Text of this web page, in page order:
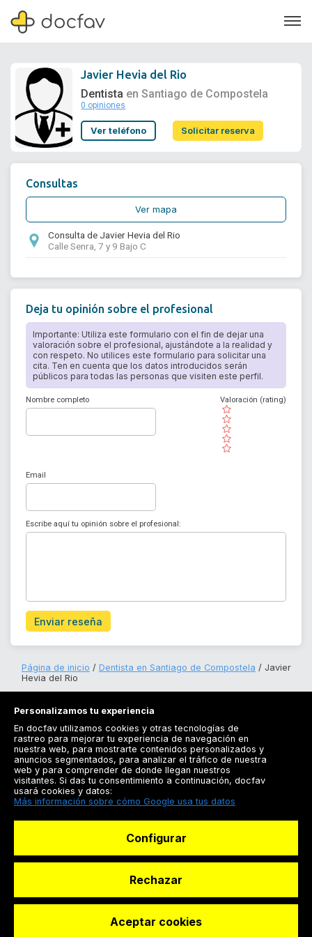
Soporte
Javier Hevia del Rio
Dentista en Santiago de Compostela
0 opiniones
Ver teléfono Solicitar reserva
Consultas
Ver mapa
Consulta de Javier Hevia del Rio
Calle Senra, 7 y 9 Bajo C
Deja tu opinión sobre el profesional
Importante: Utiliza este formulario con el fin de dejar una
valoración sobre el profesional, ajustándote a la realidad y
con respeto. No utilices este formulario para solicitar una
cita. Ten en cuenta que los datos introducidos serán
públicos para todas las personas que visiten este perfil.
Nombre completo
( )
( )
( )
( )
( )
Valoración (rating)
Email
Escribe aquí tu opinión sobre el profesional:
Enviar reseña
Página de inicio Dentista en Santiago de Compostela
Javier
Hevia del Rio
Registrarse
Docfav
© Dashboard Technologies S.L
Personalizamos tu experiencia
En docfav utilizamos cookies y otras tecnologías de
rastreo para mejorar tu experiencia de navegación en
nuestra web, para mostrarte contenidos personalizados y
anuncios segmentados, para analizar el tráfico de nuestra
web y para comprender de donde llegan nuestros
visitantes. Si das tu consentimiento a continuación, docfav
usará cookies y datos:
Más información sobre cómo Google usa tus datos
Configurar
Rechazar
Aceptar cookies